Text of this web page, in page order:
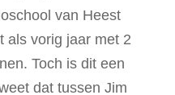
van Heest
als vorig jaar met 2
Toch is dit een
dat tussen Jim